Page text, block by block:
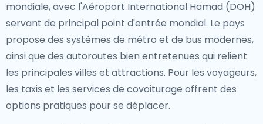
mondiale, avec l'Aéroport International Hamad (DOH)
servant de principal point d'entrée mondial. Le pays
propose des systèmes de métro et de bus modernes,
ainsi que des autoroutes bien entretenues qui relient
les principales villes et attractions. Pour les voyageurs,
les taxis et les services de covoiturage offrent des
options pratiques pour se déplacer.